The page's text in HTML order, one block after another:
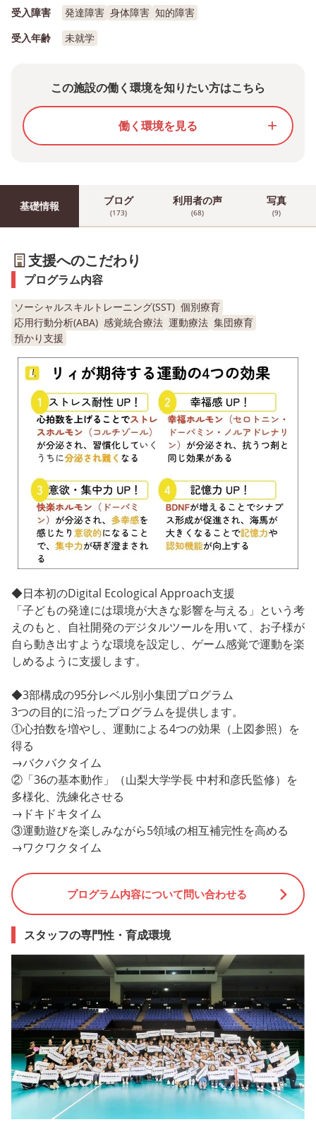
受入障害
発達障害 身体障害 知的障害
受入年齢
未就学
この施設の働く環境を知りたい方はこちら
働く環境を見る add
基礎情報 ブログ
(173)
利用者の声
(68)
写真
(9)
支援へのこだわり
プログラム内容
ソーシャルスキルトレーニング(SST) 個別療育
応用行動分析(ABA) 感覚統合療法 運動療法 集団療育
預かり支援
◆日本初のDigital Ecological Approach支援
「子どもの発達には環境が大きな影響を与える」という考
えのもと、自社開発のデジタルツールを用いて、お子様が
自ら動き出すような環境を設定し、ゲーム感覚で運動を楽
しめるように支援します。
◆3部構成の95分レベル別小集団プログラム
3つの目的に沿ったプログラムを提供します。
①心拍数を増やし、運動による4つの効果（上図参照）を
得る
→バクバクタイム
②「36の基本動作」（山梨大学学長 中村和彦氏監修）を
多様化、洗練化させる
→ドキドキタイム
③運動遊びを楽しみながら5領域の相互補完性を高める
→ワクワクタイム
プログラム内容について問い合わせる
スタッフの専門性・育成環境